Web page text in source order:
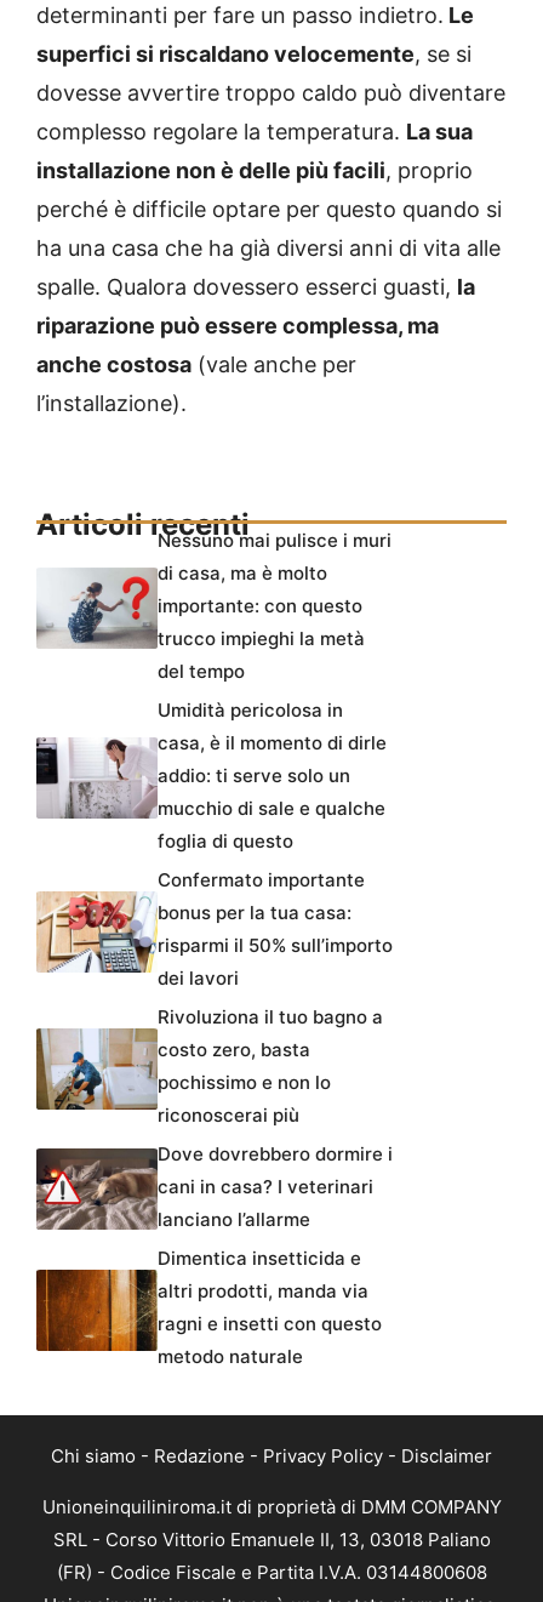
determinanti per fare un passo indietro. Le
superfici si riscaldano velocemente, se si
dovesse avvertire troppo caldo può diventare
complesso regolare la temperatura. La sua
installazione non è delle più facili, proprio
perché è difficile optare per questo quando si
ha una casa che ha già diversi anni di vita alle
spalle. Qualora dovessero esserci guasti, la
riparazione può essere complessa, ma
anche costosa (vale anche per
l’installazione).
Articoli recentiNessuno mai pulisce i muri
di casa, ma è molto
importante: con questo
trucco impieghi la metà
del tempo
Umidità pericolosa in
casa, è il momento di dirle
addio: ti serve solo un
mucchio di sale e qualche
foglia di questo
Confermato importante
bonus per la tua casa:
risparmi il 50% sull’importo
dei lavori
Rivoluziona il tuo bagno a
costo zero, basta
pochissimo e non lo
riconoscerai più
Dove dovrebbero dormire i
cani in casa? I veterinari
lanciano l’allarme
Dimentica insetticida e
altri prodotti, manda via
ragni e insetti con questo
metodo naturale
Chi siamo - Redazione - Privacy Policy - Disclaimer
Unioneinquiliniroma.it di proprietà di DMM COMPANY
SRL - Corso Vittorio Emanuele II, 13, 03018 Paliano
(FR) - Codice Fiscale e Partita I.V.A. 03144800608